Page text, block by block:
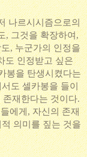
나르시시즘으로의
, 그것을 확장하여,
, 누군가의 인정을
도 인정받고 싶은
봉을 탄생시켰다는
도 셀카봉을 들이
재한다는 것이다.
에게, 자신의 존재
의미를 짚는 것을